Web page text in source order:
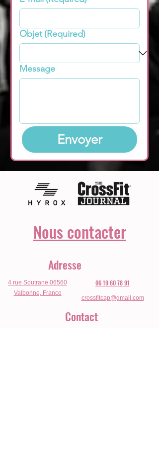
Objet (Required)
Message
Envoyer
Nous contacter
Adresse
4 rue Soutrane 06560
Valbonne, France
06 19 60 78 91
crossfitcap@gmail.com
Contact